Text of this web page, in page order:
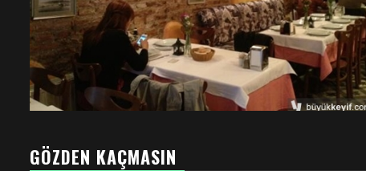
GÖZDEN KAÇMASIN